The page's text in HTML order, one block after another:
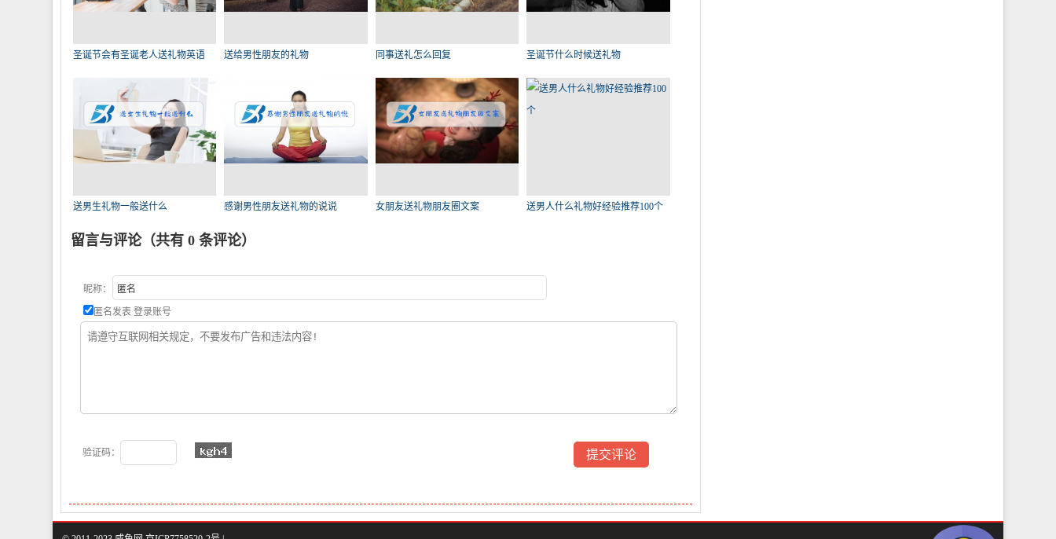
圣诞节会有圣诞老人送礼物英语 送给男性朋友的礼物 同事送礼怎么回复 圣诞节什么时候送礼物
送男生礼物一般送什么 感谢男性朋友送礼物的说说 女朋友送礼物朋友圈文案 送男人什么礼物好经验推荐100个
留言与评论（共有 0 条评论）
昵称：
匿名发表 登录账号
验证码：